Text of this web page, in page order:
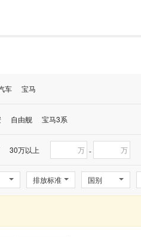
车 宝马
自由舰 宝马3系
30万以上 万 - 万
排放标准 国别